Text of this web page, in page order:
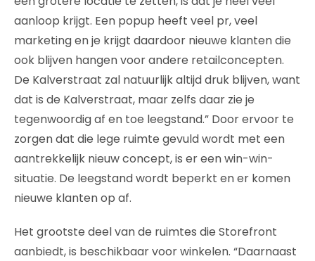
aanloop krijgt. Een popup heeft veel pr, veel
marketing en je krijgt daardoor nieuwe klanten die
ook blijven hangen voor andere retailconcepten.
De Kalverstraat zal natuurlijk altijd druk blijven, want
dat is de Kalverstraat, maar zelfs daar zie je
tegenwoordig af en toe leegstand.” Door ervoor te
zorgen dat die lege ruimte gevuld wordt met een
aantrekkelijk nieuw concept, is er een win-win-
situatie. De leegstand wordt beperkt en er komen
nieuwe klanten op af.
Het grootste deel van de ruimtes die Storefront
aanbiedt, is beschikbaar voor winkelen. “Daarnaast